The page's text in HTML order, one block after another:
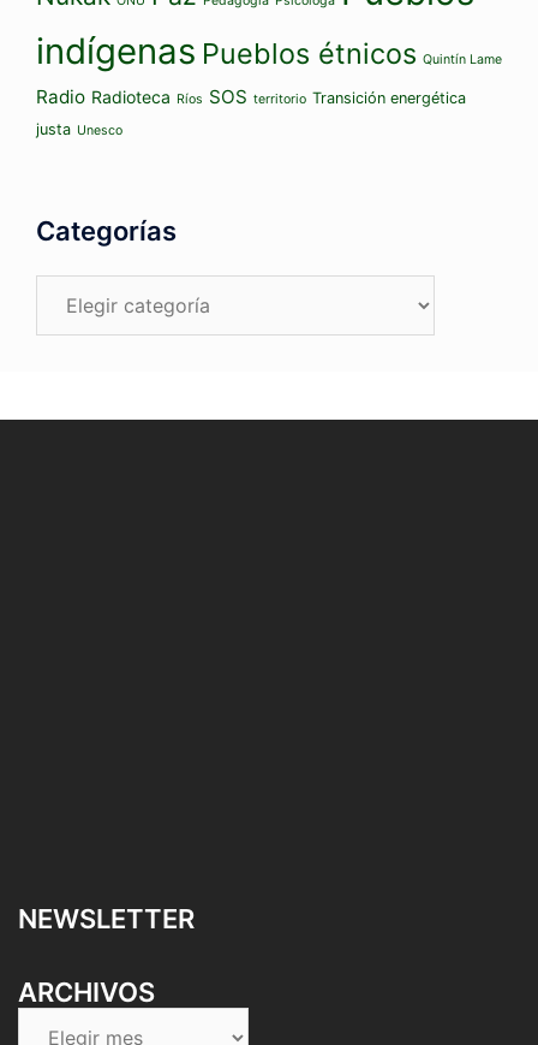
indígenas Pueblos étnicos Quintín Lame
Radio Radioteca Ríos SOS territorio Transición energética
justa Unesco
Categorías
NEWSLETTER
ARCHIVOS